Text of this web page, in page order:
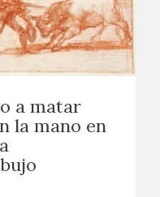
a matar
la mano en